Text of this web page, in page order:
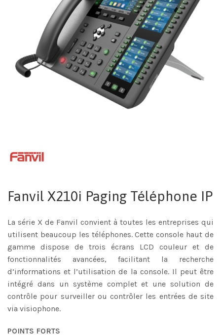
Fanvil X210i Paging Téléphone IP
La série X de Fanvil convient à toutes les entreprises qui
utilisent beaucoup les téléphones. Cette console haut de
gamme dispose de trois écrans LCD couleur et de
fonctionnalités avancées, facilitant la recherche
d’informations et l’utilisation de la console. Il peut être
intégré dans un système complet et une solution de
contrôle pour surveiller ou contrôler les entrées de site
via visiophone.
POINTS FORTS